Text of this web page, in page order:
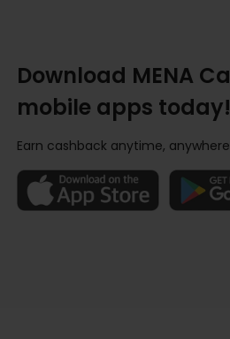
Download MENA
mobile apps today!
Earn cashback anytime,